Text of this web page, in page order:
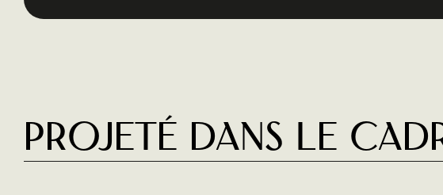
Projeté dans le